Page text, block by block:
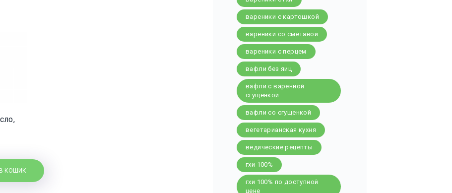
КОШИК
вареники с картошкой
вареники со сметаной
вареники с перцем
вафли без яиц
вафли с варенной
сгущенкой
вафли со сгущенкой
вегетарианская кухня
ведические рецепты
гхи 100%
гхи 100% по доступной
цене